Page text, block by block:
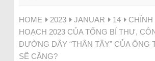
HOME 2023 JANUAR 14 CHÍNH
HOẠCH 2023 CỦA TỔNG BÍ THƯ,
ĐƯỜNG DÂY “THÂN TÂY” CỦA ÔNG
SẼ CĂNG?